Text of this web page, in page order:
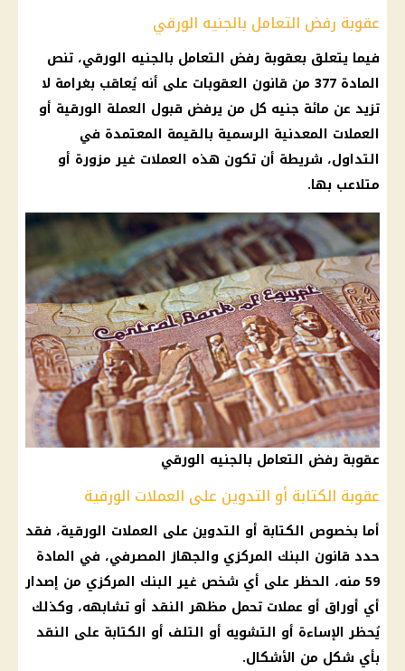
عقوبة رفض التعامل بالجنيه الورقي
فيما يتعلق بعقوبة رفض التعامل بالجنيه الورقي، تنص
المادة 377 من قانون العقوبات على أنه يُعاقب بغرامة لا
تزيد عن مائة جنيه كل من يرفض قبول العملة الورقية أو
العملات المعدنية الرسمية بالقيمة المعتمدة في
التداول، شريطة أن تكون هذه العملات غير مزورة أو
متلاعب بها.
عقوبة رفض التعامل بالجنيه الورقي
عقوبة الكتابة أو التدوين على العملات الورقية
أما بخصوص الكتابة أو التدوين على العملات الورقية، فقد
حدد قانون البنك المركزي والجهاز المصرفي، في المادة
59 منه، الحظر على أي شخص غير البنك المركزي من إصدار
أي أوراق أو عملات تحمل مظهر النقد أو تشابهه، وكذلك
يُحظر الإساءة أو التشويه أو التلف أو الكتابة على النقد
بأي شكل من الأشكال.